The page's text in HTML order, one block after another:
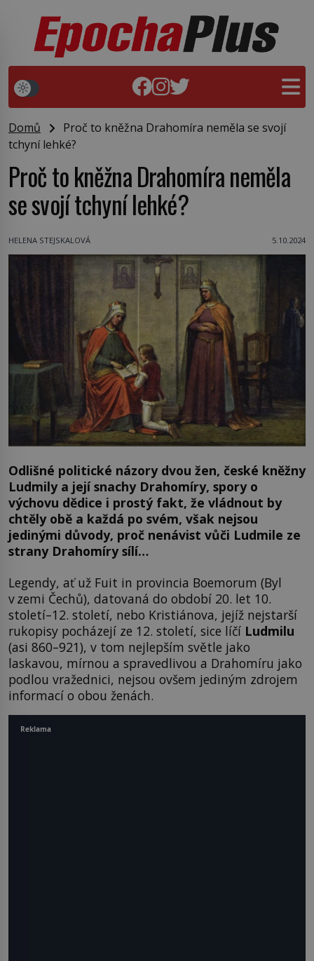
Domů
Proč to kněžna Drahomíra neměla se svojí
tchyní lehké?
Proč to kněžna Drahomíra neměla
se svojí tchyní lehké?
HELENA STEJSKALOVÁ 5.10.2024
Odlišné politické názory dvou žen, české kněžny
Ludmily a její snachy Drahomíry, spory o
výchovu dědice i prostý fakt, že vládnout by
chtěly obě a každá po svém, však nejsou
jedinými důvody, proč nenávist vůči Ludmile ze
strany Drahomíry sílí…
Legendy, ať už Fuit in provincia Boemorum (Byl
v zemi Čechů), datovaná do období 20. let 10.
století–12. století, nebo Kristiánova, jejíž nejstarší
rukopisy pocházejí ze 12. století, sice líčí Ludmilu
(asi 860–921), v tom nejlepším světle jako
laskavou, mírnou a spravedlivou a Drahomíru jako
podlou vražednici, nejsou ovšem jediným zdrojem
informací o obou ženách.
Reklama